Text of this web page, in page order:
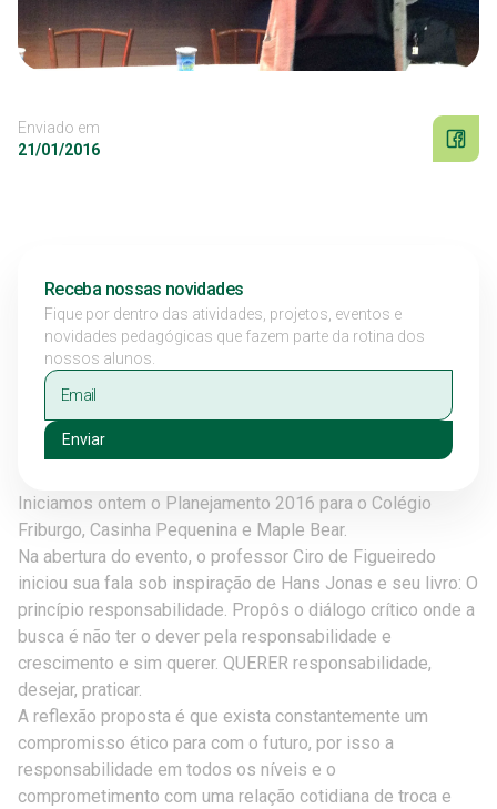
Enviado em
21/01/2016
Receba nossas novidades
Fique por dentro das atividades, projetos, eventos e
novidades pedagógicas que fazem parte da rotina dos
nossos alunos.
Enviar
Iniciamos ontem o Planejamento 2016 para o Colégio
Friburgo, Casinha Pequenina e Maple Bear.
Na abertura do evento, o professor Ciro de Figueiredo
iniciou sua fala sob inspiração de Hans Jonas e seu livro: O
princípio responsabilidade. Propôs o diálogo crítico onde a
busca é não ter o dever pela responsabilidade e
crescimento e sim querer. QUERER responsabilidade,
desejar, praticar.
A reflexão proposta é que exista constantemente um
compromisso ético para com o futuro, por isso a
responsabilidade em todos os níveis e o
comprometimento com uma relação cotidiana de troca e